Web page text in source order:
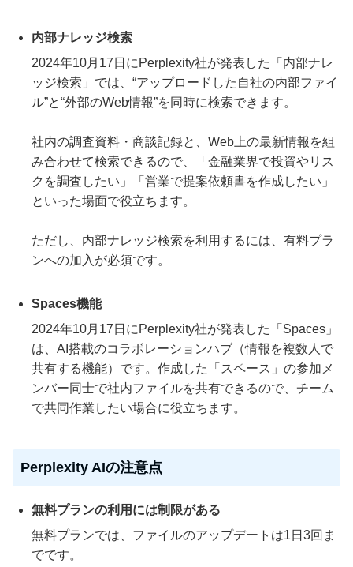
内部ナレッジ検索
2024年10月17日にPerplexity社が発表した「内部ナレ
ッジ検索」では、“アップロードした自社の内部ファイ
ル”と“外部のWeb情報”を同時に検索できます。
社内の調査資料・商談記録と、Web上の最新情報を組
み合わせて検索できるので、「金融業界で投資やリス
クを調査したい」「営業で提案依頼書を作成したい」
といった場面で役立ちます。
ただし、内部ナレッジ検索を利用するには、有料プラ
ンへの加入が必須です。
Spaces機能
2024年10月17日にPerplexity社が発表した「Spaces」
は、AI搭載のコラボレーションハブ（情報を複数人で
共有する機能）です。作成した「スペース」の参加メ
ンバー同士で社内ファイルを共有できるので、チーム
で共同作業したい場合に役立ちます。
Perplexity AIの注意点
無料プランの利用には制限がある
無料プランでは、ファイルのアップデートは1日3回ま
でです。